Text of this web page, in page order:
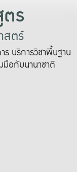
ร
สตร์
บริการวิชาพื้นฐาน
มือกับนานาชาติ